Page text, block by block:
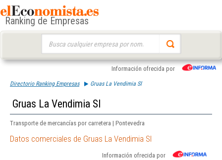
Ranking de Empresas
Información ofrecida por
Directorio Ranking Empresas Gruas La Vendimia Sl
Gruas La Vendimia Sl
Transporte de mercancías por carretera | Pontevedra
Datos comerciales de Gruas La Vendimia Sl
Información ofrecida por